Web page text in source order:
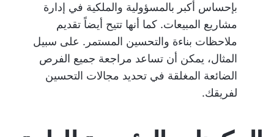
بإحساس أكبر بالمسؤولية والملكية في إدارة
مشاريع المبيعات. كما أنها تتيح أيضاً تقديم
ملاحظات بناءة والتحسين المستمر. على سبيل
المثال، يمكن أن تساعد مراجعة جميع الفرص
الضائعة المغلقة في تحديد مجالات التحسين
لفريقك.